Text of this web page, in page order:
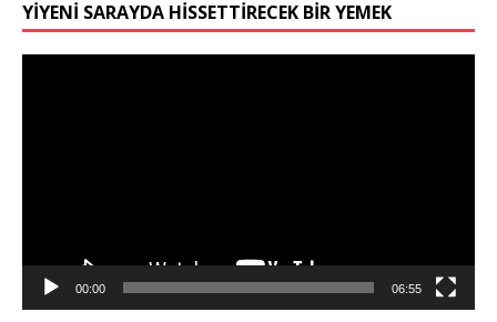
YIYENI SARAYDA HISSETTIRECEK BIR YEMEK
00:00 06:55